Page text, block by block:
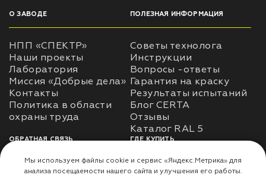
О ЗАВОДЕ
НПП «СПЕКТР»
Наши проекты
Лаборатория
Миссия «Добрые дела»
Контакты
Политика в области
ПОЛЕЗНАЯ ИНФОРМАЦИЯ
Советы технолога
Инструкции
Вопросы -ответы
Гарантия на краску
Результаты испытаний
Блог CERTA
Отзывы
Каталог RAL 5
ОБРАТНАЯ СВЯЗЬ
Использование
ГДЕ КУПИТЬ
Доставка